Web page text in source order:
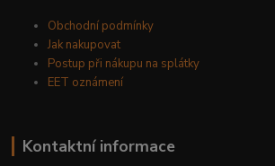
Obchodní podmínky
Jak nakupovat
Postup při nákupu na splátky
EET oznámení
Kontaktní informace